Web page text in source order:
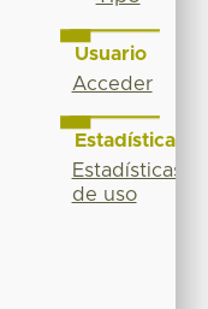
Usuario
Acceder
Estadísticas
Estadísticas
de uso